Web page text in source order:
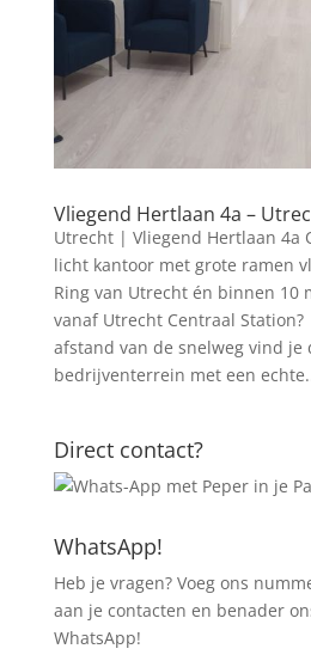
Vliegend Hertlaan 4a –
Utrecht | Vliegend Hertlaan 4a
licht kantoor met grote ramen
Ring van Utrecht én binnen 10
vanaf Utrecht Centraal
afstand van de snelweg vind je
bedrijventerrein met een
Direct contact?
WhatsApp!
Heb je vragen? Voeg ons
aan je contacten en benader
WhatsApp!